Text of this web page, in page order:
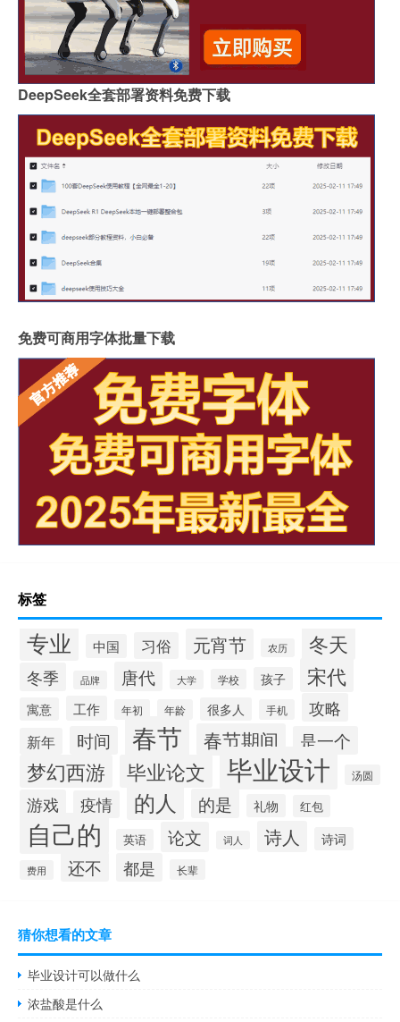
DeepSeek全套部署资料免费下载
免费可商用字体批量下载
标签
专业 中国 习俗 元宵节 农历 冬天
冬季 品牌 唐代 大学 学校 孩子 宋代
寓意 工作 年初 年龄 很多人 手机 攻略
新年 时间 春节 春节期间 是一个
梦幻西游 毕业论文 毕业设计 汤圆
游戏 疫情 的人 的是 礼物 红包
自己的 英语 论文 词人 诗人 诗词
费用 还不 都是 长辈
猜你想看的文章
毕业设计可以做什么
浓盐酸是什么